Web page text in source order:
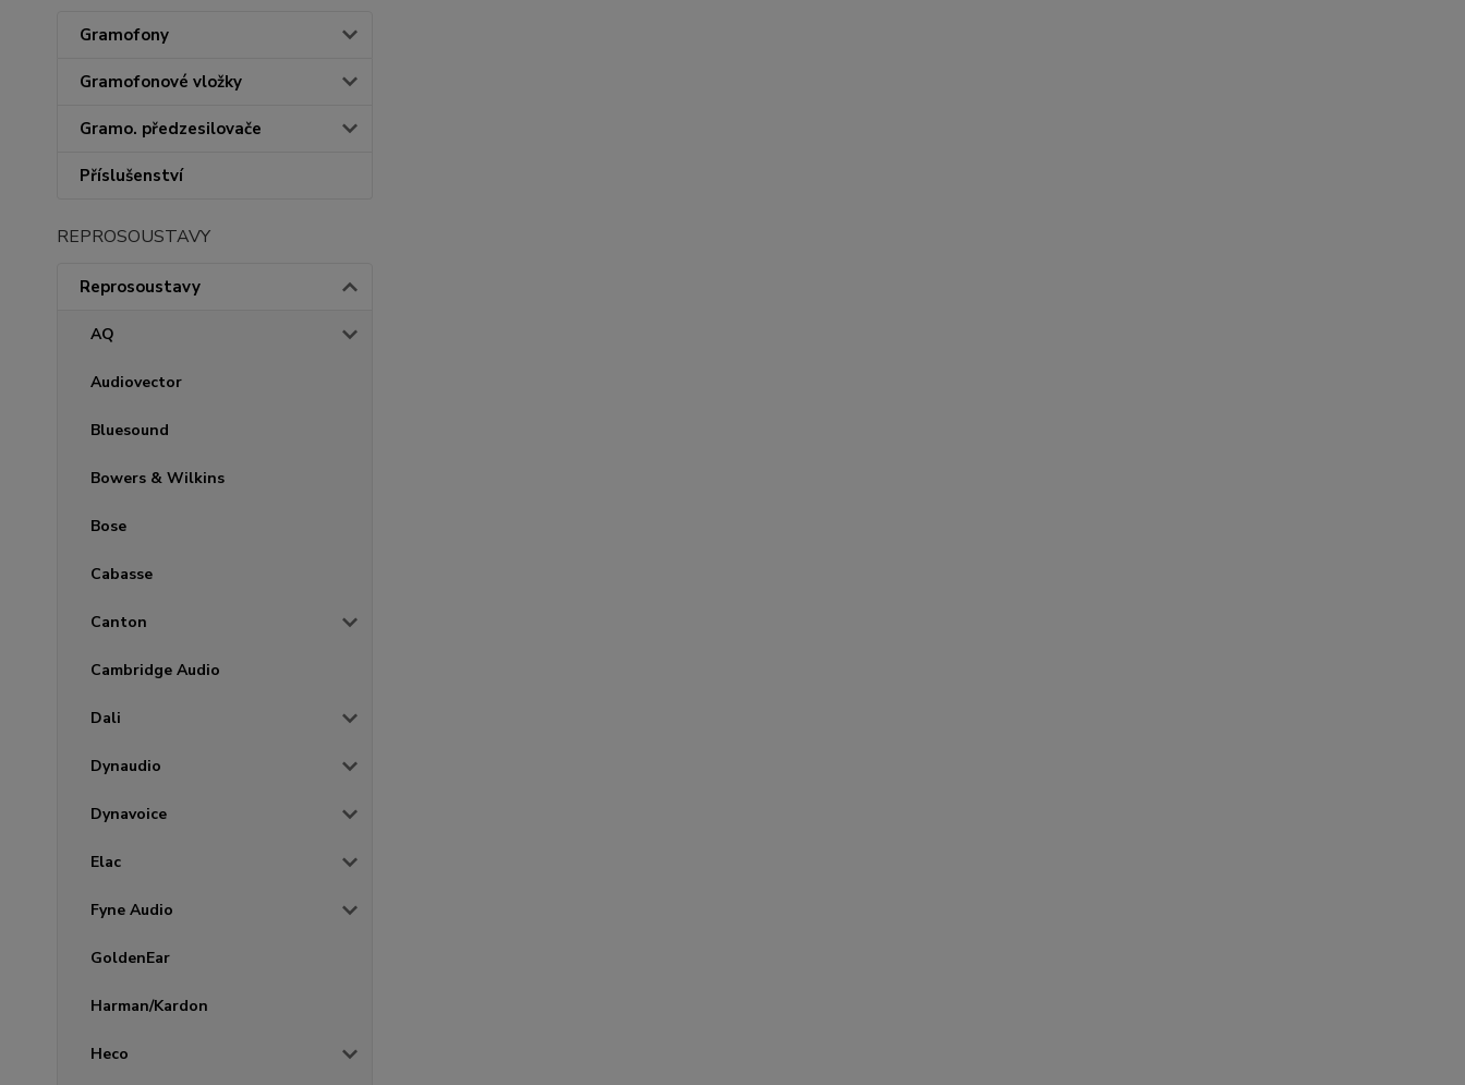
Gramofony
Gramofonové vložky
Gramo. předzesilovače
Příslušenství
REPROSOUSTAVY
Reprosoustavy
AQ
Audiovector
Bluesound
Bowers & Wilkins
Bose
Cabasse
Canton
Cambridge Audio
Dali
Dynaudio
Dynavoice
Elac
Fyne Audio
GoldenEar
Harman/Kardon
Heco